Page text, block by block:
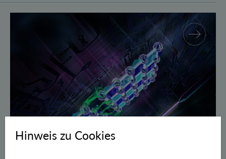
Gegen Fehler geschützte Quantenbits verschränkt
Hinweis zu Cookies